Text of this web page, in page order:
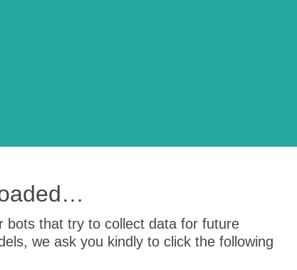
bots that try to collect data for future
we ask you kindly to click the following